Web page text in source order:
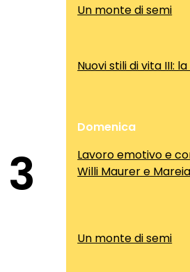
Un monte di semi
Nuovi stili di vita III:
3
Domenica
Lavoro emotivo e
Willi Maurer e
Un monte di semi